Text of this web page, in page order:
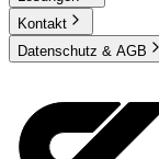
Kontakt
Datenschutz & AGB